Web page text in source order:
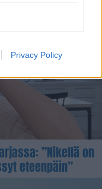
Privacy Policy
”Nikellä on
eteenpäin”